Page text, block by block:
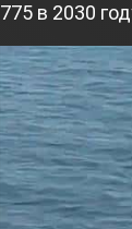
775 в 2030